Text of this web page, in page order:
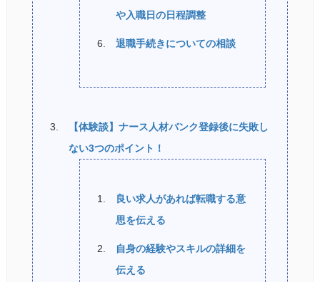
や入職日の日程調整
退職手続きについての相談
【体験談】ナース人材バンク登録後に失敗し
ない3つのポイント！
良い求人があれば転職する意
思を伝える
自身の経験やスキルの詳細を
伝える